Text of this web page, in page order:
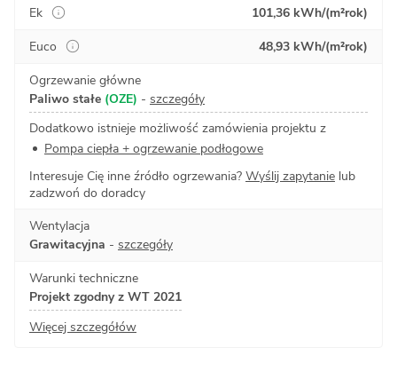
Ek
101,36 kWh/(m²rok)
Euco
48,93 kWh/(m²rok)
Ogrzewanie główne
Paliwo stałe (OZE) - szczegóły
Dodatkowo istnieje możliwość zamówienia projektu z
Pompa ciepła + ogrzewanie podłogowe
Interesuje Cię inne źródło ogrzewania? Wyślij zapytanie lub
zadzwoń do doradcy
Wentylacja
Grawitacyjna - szczegóły
Warunki techniczne
Projekt zgodny z WT 2021
Więcej szczegółów